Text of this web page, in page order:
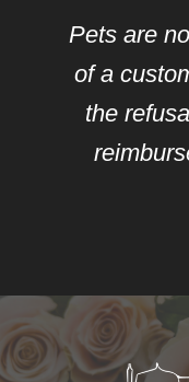
Pets are
of a
the